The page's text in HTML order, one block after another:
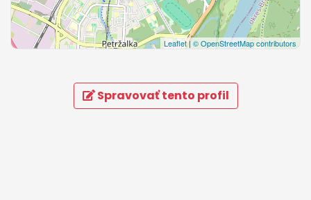
Leaflet|© OpenStreetMap contributors
Spravovať tento profil